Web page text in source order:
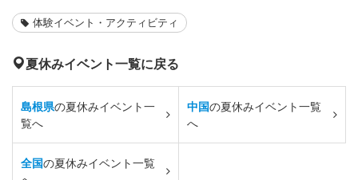
体験イベント・アクティビティ
夏休みイベント一覧に戻る
島根県の夏休みイベント一
覧へ
中国の夏休みイベント一覧
へ
全国の夏休みイベント一覧